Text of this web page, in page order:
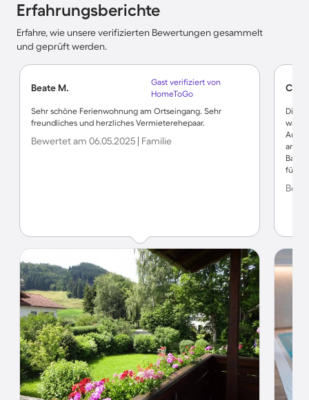
Erfahrungsberichte
Erfahre, wie unsere verifizierten Bewertungen gesammelt
und geprüft werden.
Beate M.
Gast verifiziert von
HomeToGo
Sehr schöne Ferienwohnung am Ortseingang. Sehr
freundliches und herzliches Vermieterehepaar.
Bewertet am 06.05.2025 | Familie
Carl-
Die
fühlte